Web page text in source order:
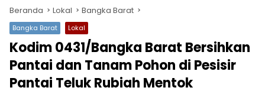
Beranda Lokal Bangka Barat
Bangka Barat Lokal
Kodim 0431/Bangka Barat Bersihkan
Pantai dan Tanam Pohon di Pesisir
Pantai Teluk Rubiah Mentok